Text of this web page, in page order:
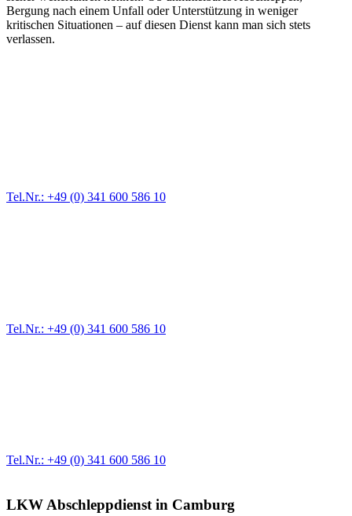
Bergung nach einem Unfall oder Unterstützung in weniger
kritischen Situationen – auf diesen Dienst kann man sich stets
verlassen.
Tel.Nr.: +49 (0) 341 600 586 10
Tel.Nr.: +49 (0) 341 600 586 10
Tel.Nr.: +49 (0) 341 600 586 10
LKW Abschleppdienst in Camburg